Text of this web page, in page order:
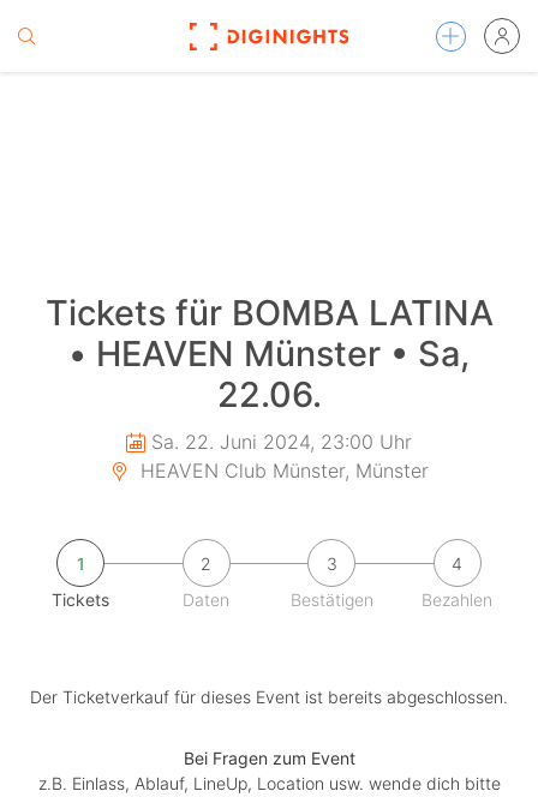
Tickets für BOMBA LATINA
• HEAVEN Münster • Sa,
22.06.
Sa. 22. Juni 2024, 23:00 Uhr
HEAVEN Club Münster, Münster
1
Tickets
2
Daten
3
Bestätigen
4
Bezahlen
Der Ticketverkauf für dieses Event ist bereits abgeschlossen.
Bei Fragen zum Event
z.B. Einlass, Ablauf, LineUp, Location usw. wende dich bitte